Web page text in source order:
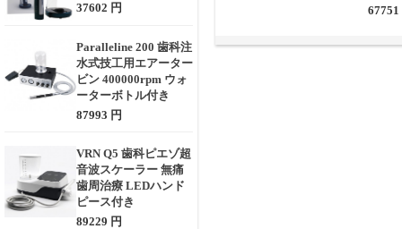
37602 円
Paralleline 200 歯科注
水式技工用エアーター
ビン 400000rpm ウォ
ーターボトル付き
87993 円
VRN Q5 歯科ピエゾ超
音波スケーラー 無痛
歯周治療 LEDハンド
ピース付き
89229 円
67751